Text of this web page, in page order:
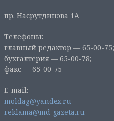
пр. Насрутдинова 1А
Телефоны:
главный редактор — 65-00-75;
бухгалтерия — 65-00-78;
факс — 65-00-75
E-mail:
moldag@yandex.ru
reklama@md-gazeta.ru